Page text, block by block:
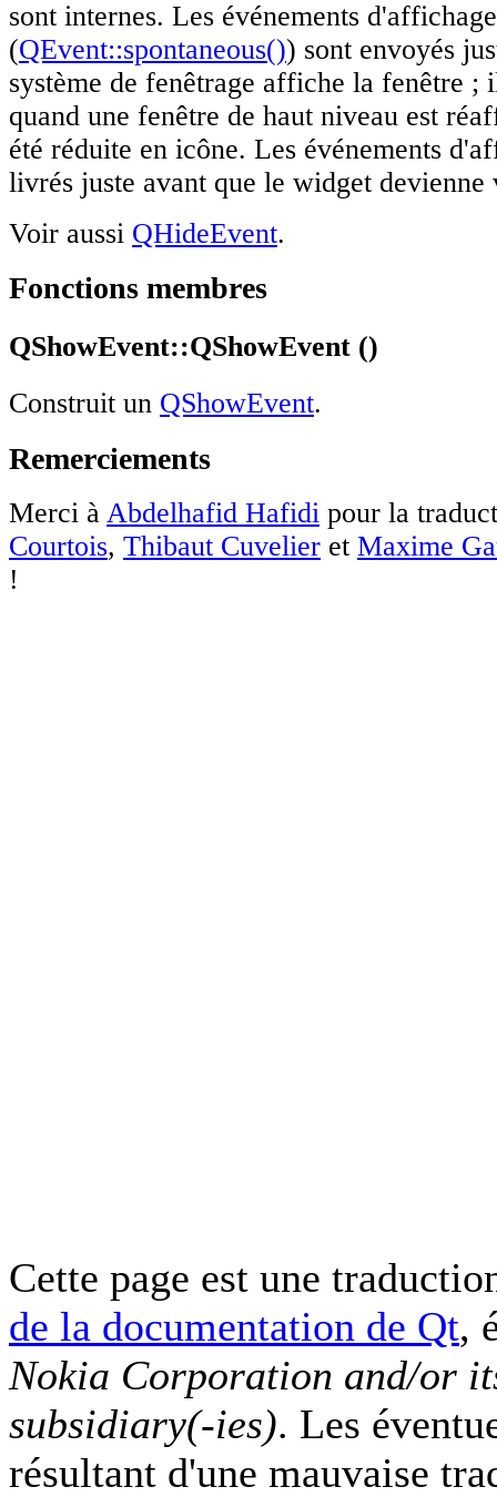
sont internes. Les événements
(QEvent::spontaneous()) sont envoyés
système de fenêtrage affiche la fenêtre ;
quand une fenêtre de haut niveau est
été réduite en icône. Les événements
livrés juste avant que le widget devienne
Voir aussi QHideEvent.
Fonctions membres
QShowEvent::QShowEvent ()
Construit un QShowEvent.
Remerciements
Merci à Abdelhafid Hafidi pour la
Courtois, Thibaut Cuvelier et Maxime
!
Cette page est une
de la documentation de Qt,
Nokia Corporation and/or
subsidiary(-ies). Les
résultant d'une mauvaise